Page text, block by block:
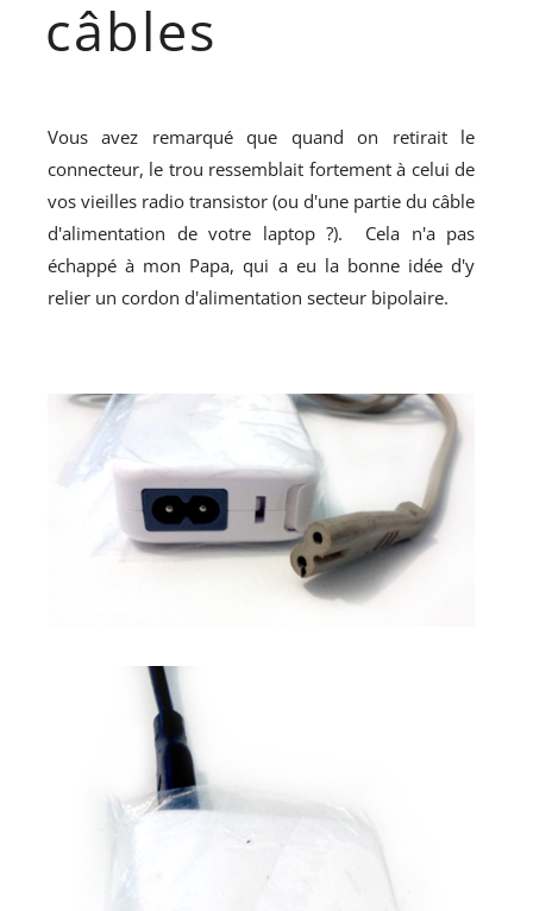
câbles
Vous avez remarqué que quand on retirait le
connecteur, le trou ressemblait fortement à celui de
vos vieilles radio transistor (ou d'une partie du câble
d'alimentation de votre laptop ?). Cela n'a pas
échappé à mon Papa, qui a eu la bonne idée d'y
relier un cordon d'alimentation secteur bipolaire.